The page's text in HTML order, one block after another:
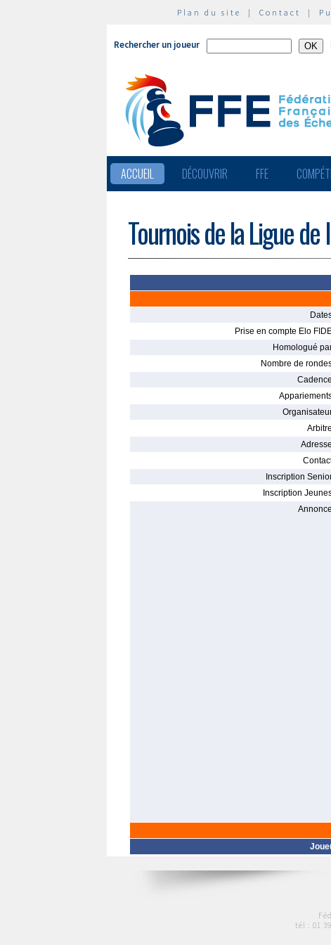
Plan du site | Contact |
Rechercher un joueur
ACCUEIL DÉCOUVRIR FFE
Tournois de la Ligue de
Prise en compte Elo
Homologué
Nombre de
Inscription
Inscription
tél : 01